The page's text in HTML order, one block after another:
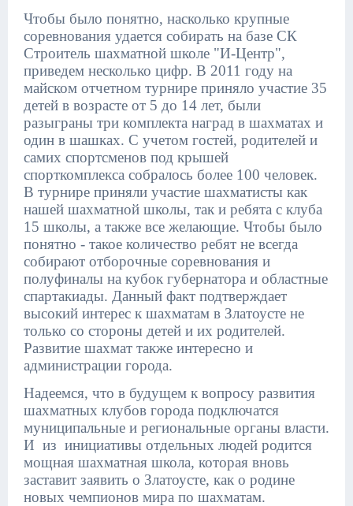
Чтобы было понятно, насколько крупные
соревнования удается собирать на базе СК
Строитель шахматной школе "И-Центр",
приведем несколько цифр. В 2011 году на
майском отчетном турнире приняло участие 35
детей в возрасте от 5 до 14 лет, были
разыграны три комплекта наград в шахматах и
один в шашках. С учетом гостей, родителей и
самих спортсменов под крышей
спорткомплекса собралось более 100 человек.
В турнире приняли участие шахматисты как
нашей шахматной школы, так и ребята с клуба
15 школы, а также все желающие. Чтобы было
понятно - такое количество ребят не всегда
собирают отборочные соревнования и
полуфиналы на кубок губернатора и областные
спартакиады. Данный факт подтверждает
высокий интерес к шахматам в Златоусте не
только со стороны детей и их родителей.
Развитие шахмат также интересно и
администрации города.
Надеемся, что в будущем к вопросу развития
шахматных клубов города подключатся
муниципальные и региональные органы власти.
И из инициативы отдельных людей родится
мощная шахматная школа, которая вновь
заставит заявить о Златоусте, как о родине
новых чемпионов мира по шахматам.